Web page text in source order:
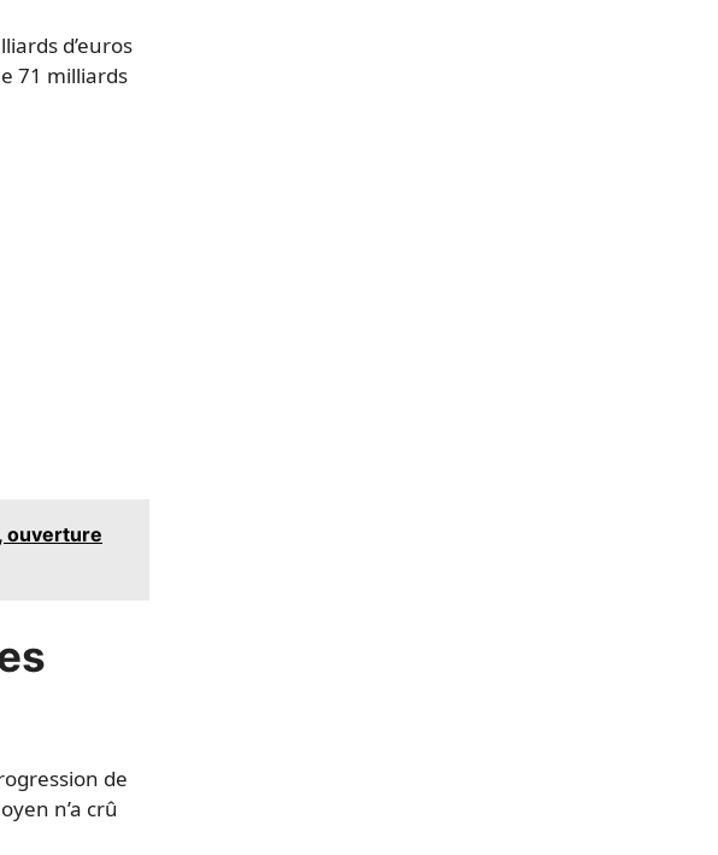
d’euros
71 milliards
ouverture
de
n’a crû